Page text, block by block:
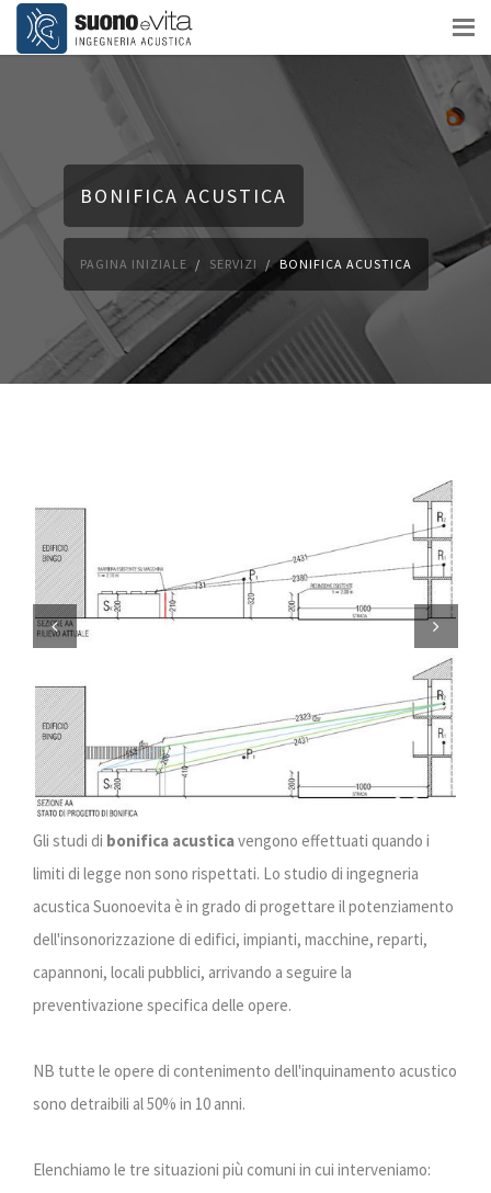
BONIFICA ACUSTICA
PAGINA INIZIALE SERVIZI BONIFICA ACUSTICA
Next
Gli studi di bonifica acusticavengono effettuati quando i
limiti di legge non sono rispettati. Lo studio di ingegneria
acustica Suonoevita è in grado di progettare il potenziamento
dell'insonorizzazione di edifici, impianti, macchine, reparti,
capannoni, locali pubblici, arrivando a seguire la
preventivazione specifica delle opere.
NB tutte le opere di contenimento dell'inquinamento acustico
sono detraibili al 50% in 10 anni.
Elenchiamo le tre situazioni più comuni in cui interveniamo: